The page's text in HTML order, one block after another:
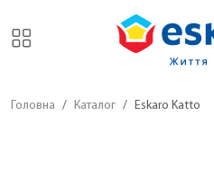
Головна Каталог Eskaro Katto